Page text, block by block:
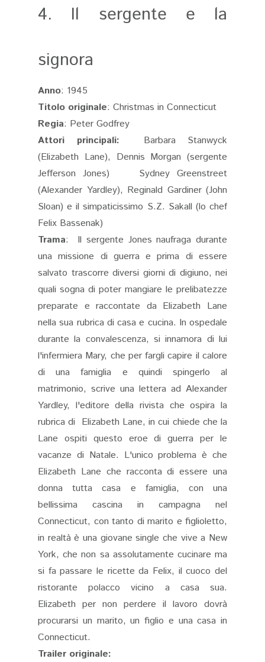
4. Il sergente e la
signora
Anno: 1945
Titolo originale: Christmas in Connecticut
Regia: Peter Godfrey
Attori principali: Barbara Stanwyck
(Elizabeth Lane), Dennis Morgan (sergente
Jefferson Jones) Sydney Greenstreet
(Alexander Yardley), Reginald Gardiner (John
Sloan) e il simpaticissimo S.Z. Sakall (lo chef
Felix Bassenak)
Trama: Il sergente Jones naufraga durante
una missione di guerra e prima di essere
salvato trascorre diversi giorni di digiuno, nei
quali sogna di poter mangiare le prelibatezze
preparate e raccontate da Elizabeth Lane
nella sua rubrica di casa e cucina. In ospedale
durante la convalescenza, si innamora di lui
l'infermiera Mary, che per fargli capire il calore
di una famiglia e quindi spingerlo al
matrimonio, scrive una lettera ad Alexander
Yardley, l'editore della rivista che ospira la
rubrica di Elizabeth Lane, in cui chiede che la
Lane ospiti questo eroe di guerra per le
vacanze di Natale. L'unico problema è che
Elizabeth Lane che racconta di essere una
donna tutta casa e famiglia, con una
bellissima cascina in campagna nel
Connecticut, con tanto di marito e figlioletto,
in realtà è una giovane single che vive a New
York, che non sa assolutamente cucinare ma
si fa passare le ricette da Felix, il cuoco del
ristorante polacco vicino a casa sua.
Elizabeth per non perdere il lavoro dovrà
procurarsi un marito, un figlio e una casa in
Connecticut.
Trailer originale: